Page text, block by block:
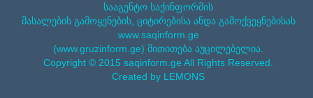
სააგენტო საქინფორმის
მასალების გამოყენების, ციტირებისა ანდა გამოქვეყნებისას
www.saqinform.ge
(www.gruzinform.ge) მითითება აუცილებელია.
Copyright © 2015 saqinform.ge All Rights Reserved.
Created by LEMONS